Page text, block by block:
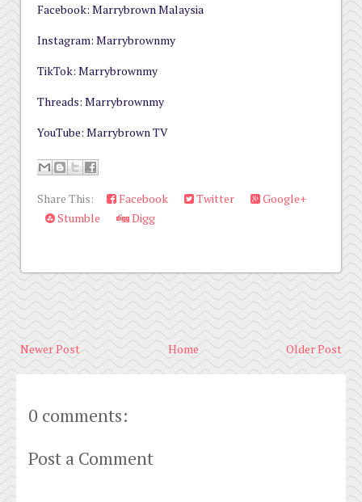
Facebook: Marrybrown Malaysia
Instagram: Marrybrownmy
TikTok: Marrybrownmy
Threads: Marrybrownmy
YouTube: Marrybrown TV
Share This: Facebook Twitter
Google+
Stumble
Digg
Newer Post Older Post
Home
0 comments:
Post a Comment